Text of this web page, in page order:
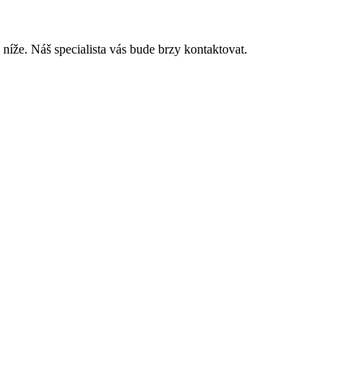
Náš specialista vás bude brzy kontaktovat.